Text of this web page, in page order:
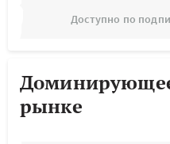
Доступно по
рынке